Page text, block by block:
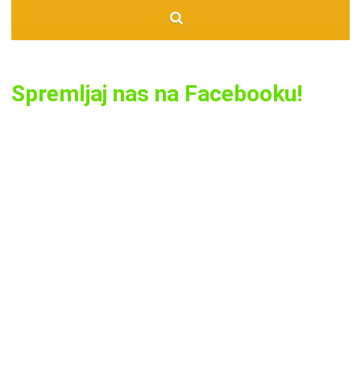
Spremljaj nas na Facebooku!